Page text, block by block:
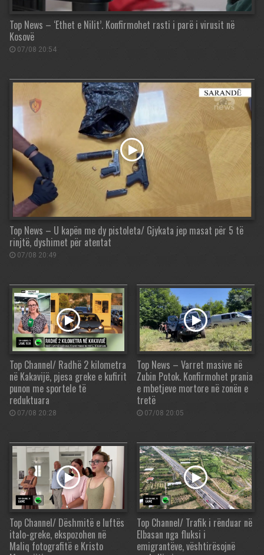
Top News – ‘Ethet e Nilit’. Konfirmohet rasti i parë i virusit në
Kosovë
07/08 20:54
Top News – U kapën me dy pistoleta/ Gjykata jep masat për 5 të
rinjtë, dyshimet për atentat
07/08 20:49
Top Channel/ Radhë 2 kilometra
në Kakavijë, pjesa greke e kufirit
punon me sportele të
reduktuara
07/08 20:28
Top News – Varret masive në
Zubin Potok. Konfirmohet prania
e mbetjeve mortore në zonën e
tretë
07/08 20:05
Top Channel/ Dëshmitë e luftës
italo-greke, ekspozohen në
Maliq fotografitë e Kristo
Top Channel/ Trafik i rënduar në
Elbasan nga fluksi i
emigrantëve, vështirësojnë